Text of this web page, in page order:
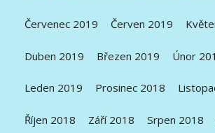
Červenec 2019 Červen 2019
Duben 2019 Březen 2019 Únor
Leden 2019 Prosinec 2018
Říjen 2018 Září 2018 Srpen 2018